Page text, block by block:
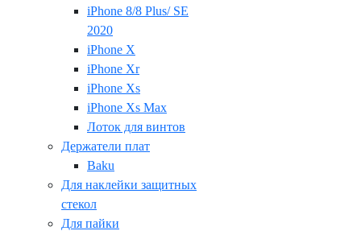
iPhone 8/8 Plus/ SE
2020
iPhone X
iPhone Xr
iPhone Xs
iPhone Xs Max
Лоток для винтов
Держатели плат
Baku
Для наклейки защитных
стекол
Для пайки